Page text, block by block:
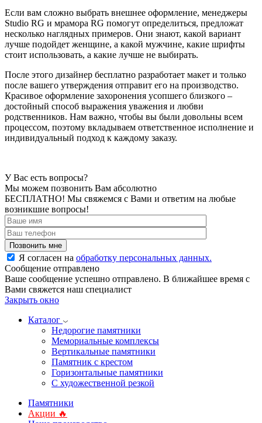
Если вам сложно выбрать внешнее оформление, менеджеры
Studio RG и мрамора RG помогут определиться, предложат
несколько наглядных примеров. Они знают, какой вариант
лучше подойдет женщине, а какой мужчине, какие шрифты
стоит использовать, а какие лучше не выбирать.
После этого дизайнер бесплатно разработает макет и только
после вашего утверждения отправит его на производство.
Красивое оформление захоронения усопшего близкого –
достойный способ выражения уважения и любви
родственников. Нам важно, чтобы вы были довольны всем
процессом, поэтому вкладываем ответственное исполнение и
индивидуальный подход к каждому заказу.
У Вас есть вопросы?
Мы можем позвонить Вам абсолютно
БЕСПЛАТНО! Мы свяжемся с Вами и ответим на любые
возникшие вопросы!
Я согласен на обработку персональных данных.
Сообщение отправлено
Ваше сообщение успешно отправлено. В ближайшее время с
Вами свяжется наш специалист
Закрыть окно
Каталог
Недорогие памятники
Мемориальные комплексы
Вертикальные памятники
Памятник с крестом
Горизонтальные памятники
С художественной резкой
Памятники
Акции 🔥